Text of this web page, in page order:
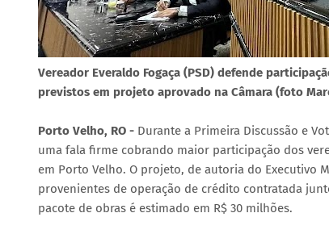
Vereador Everaldo Fogaça (PSD) defende
previstos em projeto aprovado na Câmara (foto
Porto Velho, RO - Durante a Primeira Discussão e
uma fala firme cobrando maior participação dos
em Porto Velho. O projeto, de autoria do Executivo
provenientes de operação de crédito contratada
pacote de obras é estimado em R$ 30 milhões.